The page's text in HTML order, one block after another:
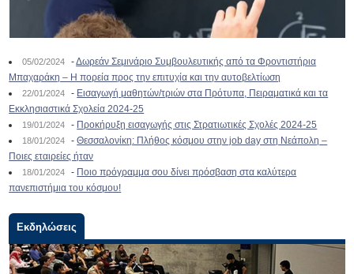
05/02/2024 -Δωρεάν Σεμινάριο Συμβουλευτικής από τα Φροντιστήρια
Μπαχαράκη – Η πορεία προς την επιτυχία και την αυτοβελτίωση
22/01/2024 - Εισαγωγή μαθητών/τριών στα Πρότυπα, Πειραματικά και τα
Εκκλησιαστικά Σχολεία 2024-25
19/01/2024 - Προκήρυξη εισαγωγής στις Στρατιωτικές Σχολές 2024-25
18/01/2024 -Θεσσαλονίκη: Πλήθος κόσμου στην job day στη Νεάπολη –
Ποιες εταιρείες ήταν
18/01/2024 - Ποιο πρόγραμμα σου δίνει πρόσβαση στα καλύτερα
πανεπιστήμια του κόσμου!
Εκδηλώσεις